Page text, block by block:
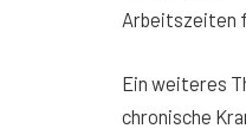
Arbeitszeiten
Ein weiteres
chronische